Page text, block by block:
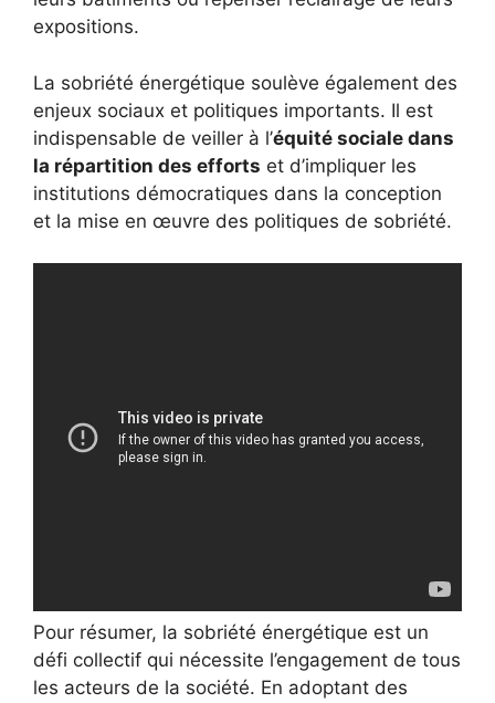
expositions.
La sobriété énergétique soulève également des
enjeux sociaux et politiques importants. Il est
indispensable de veiller à l’équité sociale dans
la répartition des efforts et d’impliquer les
institutions démocratiques dans la conception
et la mise en œuvre des politiques de sobriété.
Pour résumer, la sobriété énergétique est un
défi collectif qui nécessite l’engagement de tous
les acteurs de la société. En adoptant des